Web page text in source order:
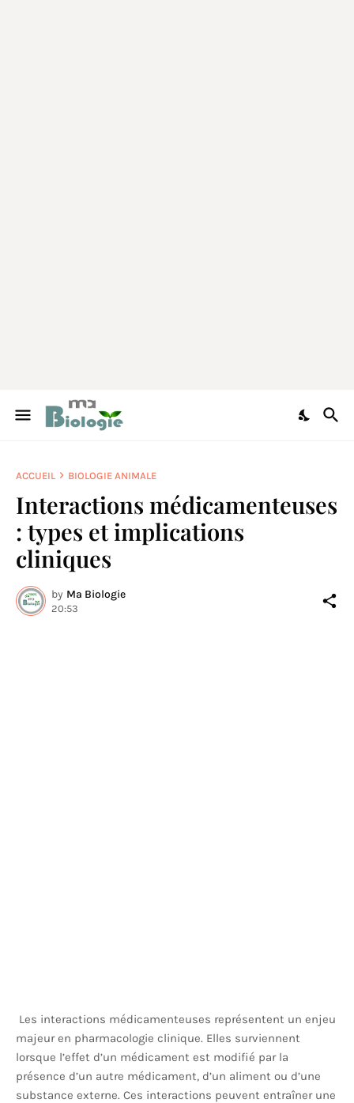
ACCUEIL BIOLOGIE ANIMALE
Interactions médicamenteuses
: types et implications
cliniques
by Ma Biologie
20:53
Les interactions médicamenteuses représentent un enjeu
majeur en pharmacologie clinique. Elles surviennent
lorsque l’effet d’un médicament est modifié par la
présence d’un autre médicament, d’un aliment ou d’une
substance externe. Ces interactions peuvent entraîner une